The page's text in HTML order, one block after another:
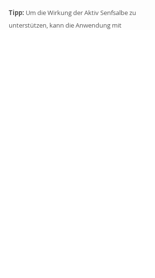
Tipp: Um die Wirkung der Aktiv Senfsalbe zu
unterstützen, kann die Anwendung mit